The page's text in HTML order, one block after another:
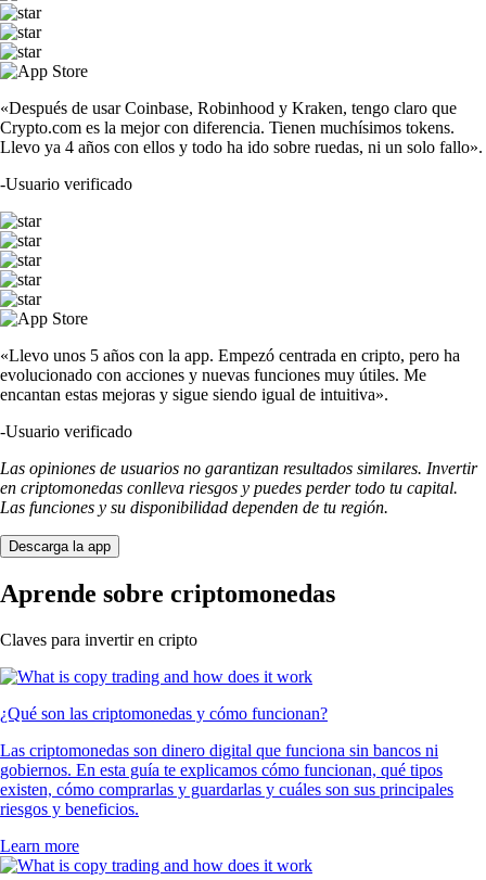
«Después de usar Coinbase, Robinhood y Kraken, tengo claro que
Crypto.com es la mejor con diferencia. Tienen muchísimos tokens.
Llevo ya 4 años con ellos y todo ha ido sobre ruedas, ni un solo fallo».
-Usuario verificado
«Llevo unos 5 años con la app. Empezó centrada en cripto, pero ha
evolucionado con acciones y nuevas funciones muy útiles. Me
encantan estas mejoras y sigue siendo igual de intuitiva».
-Usuario verificado
Las opiniones de usuarios no garantizan resultados similares. Invertir
en criptomonedas conlleva riesgos y puedes perder todo tu capital.
Las funciones y su disponibilidad dependen de tu región.
Descarga la app
Aprende sobre criptomonedas
Claves para invertir en cripto
¿Qué son las criptomonedas y cómo funcionan?
Las criptomonedas son dinero digital que funciona sin bancos ni
gobiernos. En esta guía te explicamos cómo funcionan, qué tipos
existen, cómo comprarlas y guardarlas y cuáles son sus principales
riesgos y beneficios.
Learn more